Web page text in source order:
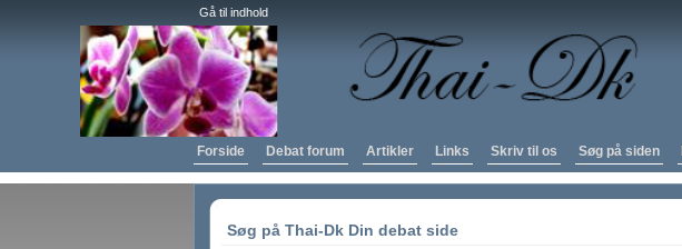
Gå til indhold
Forside Debat forum Artikler Links Skriv til os Søg på siden
Søg på Thai-Dk Din debat side